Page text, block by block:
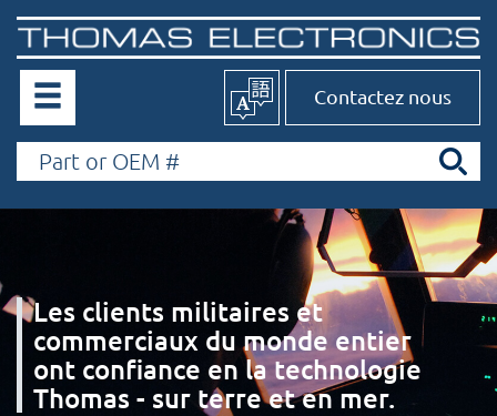
Contactez nous
Les clients militaires et
commerciaux du monde entier
ont confiance en la technologie
Thomas - sur terre et en mer.